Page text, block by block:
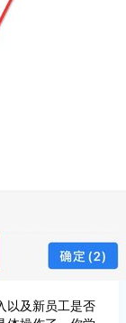
以及新员工是否